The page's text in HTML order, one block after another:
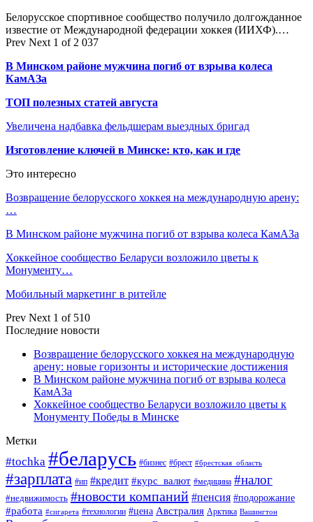
Белорусское спортивное сообщество получило долгожданное
известие от Международной федерации хоккея (ИИХФ).…
Prev Next 1 of 2 037
В Минском районе мужчина погиб от взрыва колеса
КамАЗа
ТОП полезных статей августа
Увеличена надбавка фельдшерам выездных бригад
Изготовление ключей в Минске: кто, как и где
Это интересно
Возвращение белорусского хоккея на международную арену:
…
В Минском районе мужчина погиб от взрыва колеса КамАЗа
Хоккейное сообщество Беларуси возложило цветы к
Монументу…
Мобильный маркетинг в ритейле
Prev Next 1 of 510
Последние новости
Возвращение белорусского хоккея на международную
арену: новые горизонты и исторические достижения
В Минском районе мужчина погиб от взрыва колеса
КамАЗа
Хоккейное сообщество Беларуси возложило цветы к
Монументу Победы в Минске
Метки
#tochka #беларусь #бизнес #брест #брестская_область
#зарплата #ип #кредит #курс_валют #медицина #налог
#недвижимость #новости компаний #пенсия #подорожание
#работа #сигарета #технологии #цена Австралия Арктика Вашингтон